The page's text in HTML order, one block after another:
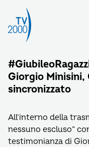
Giorgio Minisini,
sincronizzato
All’interno della
nessuno escluso”
testimonianza di